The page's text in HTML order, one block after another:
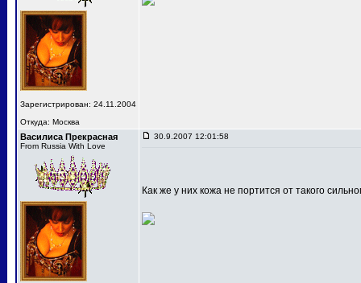
Зарегистрирован: 24.11.2004
Откуда: Москва
Василиса Прекрасная
From Russia With Love
30.9.2007 12:01:58
Как же у них кожа не портится от такого